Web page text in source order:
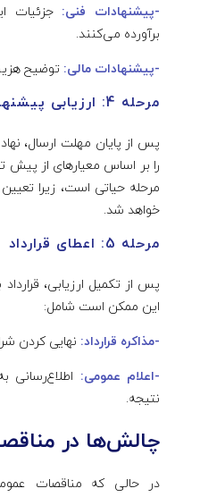
-پیشنهادات فنی: جزئیات
برآورده می‌کنند.
-پیشنهادات مالی: توضیح
مرحله 4: ارزیابی پیشنهادات
پس از پایان مهلت ارسال،
را بر اساس معیارهای از پیش
مرحله حیاتی است، زیرا
خواهد شد.
مرحله 5: اعطای قرارداد
پس از تکمیل ارزیابی،
این ممکن است شامل:
-مذاکره قرارداد: نهایی کردن
-اعلام عمومی: اطلاع‌رسانی
نتیجه.
چالش‌ها در
در حالی که مناقصات